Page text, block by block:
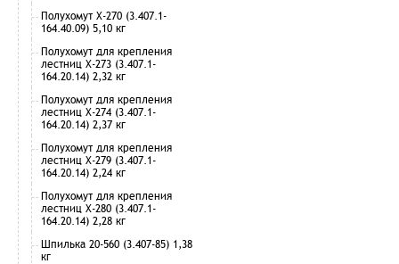
Полухомут Х-270 (3.407.1-
164.40.09) 5,10 кг
Полухомут для крепления
лестниц Х-273 (3.407.1-
164.20.14) 2,32 кг
Полухомут для крепления
лестниц Х-274 (3.407.1-
164.20.14) 2,37 кг
Полухомут для крепления
лестниц Х-279 (3.407.1-
164.20.14) 2,24 кг
Полухомут для крепления
лестниц Х-280 (3.407.1-
164.20.14) 2,28 кг
Шпилька 20-560 (3.407-85) 1,38
кг